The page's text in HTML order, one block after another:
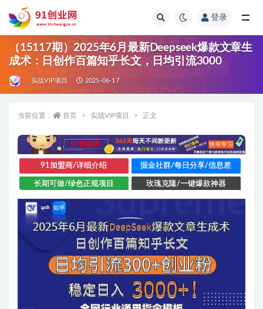
登录
（15117期）2025年6月最新Deepseek爆款文章生
成术：日创作百篇知乎长文，日均引流3000
实战VIP项目 2025-06-17
当前位置： 首页 实战VIP项目 正文
91加盟商/详细介绍 掘金社群/每日分享/信息差
长期可做/绿色正规项目 玫瑰克隆/一键爆款神器